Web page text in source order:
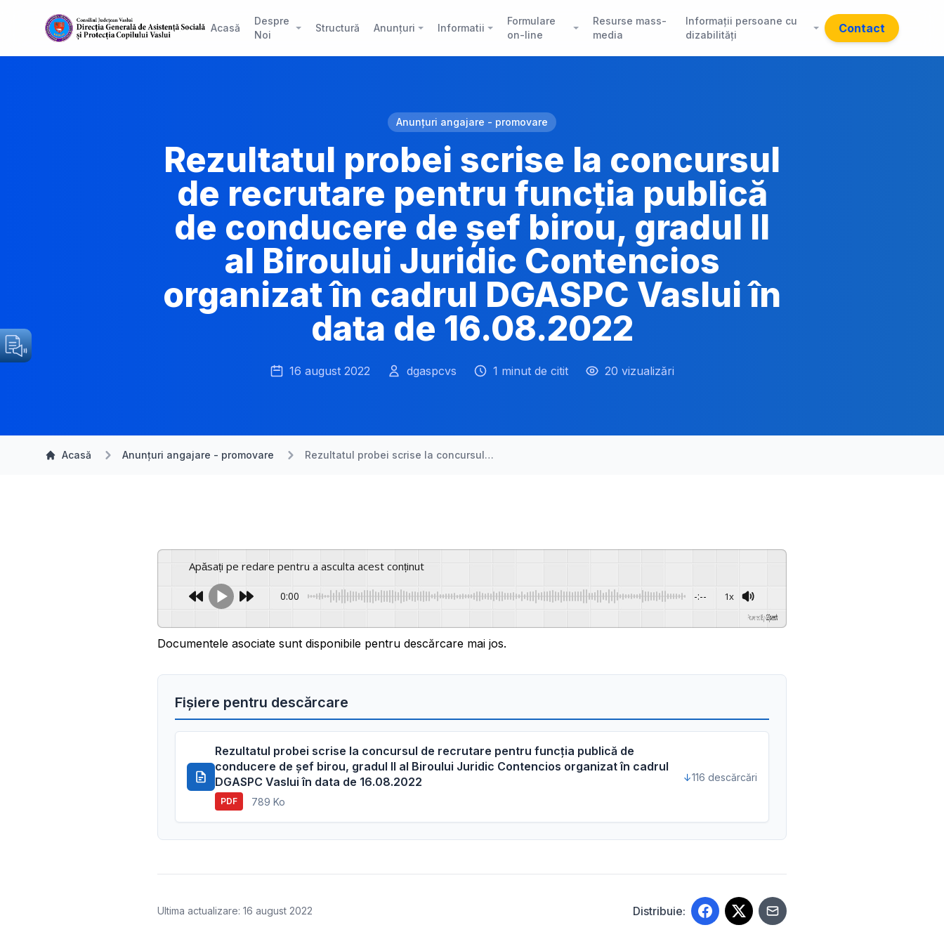
Acasă
Despre
Noi
Structură Anunțuri Informatii
Formulare
on-line
Resurse mass-
media
Informații persoane cu
dizabilități
Contact
Anunțuri angajare - promovare
Rezultatul probei scrise la concursul
de recrutare pentru funcția publică
de conducere de șef birou, gradul II
al Biroului Juridic Contencios
organizat în cadrul DGASPC Vaslui în
data de 16.08.2022
16 august 2022 dgaspcvs 1 minut de citit 20 vizualizări
Acasă Anunțuri angajare - promovare Rezultatul probei scrise la concursul…
Apăsați pe redare pentru a asculta acest conținut
0:00 -:-- 1x
GSpeech
Documentele asociate sunt disponibile pentru descărcare mai jos.
Fișiere pentru descărcare
Rezultatul probei scrise la concursul de recrutare pentru funcția publică de
conducere de șef birou, gradul II al Biroului Juridic Contencios organizat în cadrul
DGASPC Vaslui în data de 16.08.2022
PDF 789 Ko
116 descărcări
Ultima actualizare: 16 august 2022 Distribuie: